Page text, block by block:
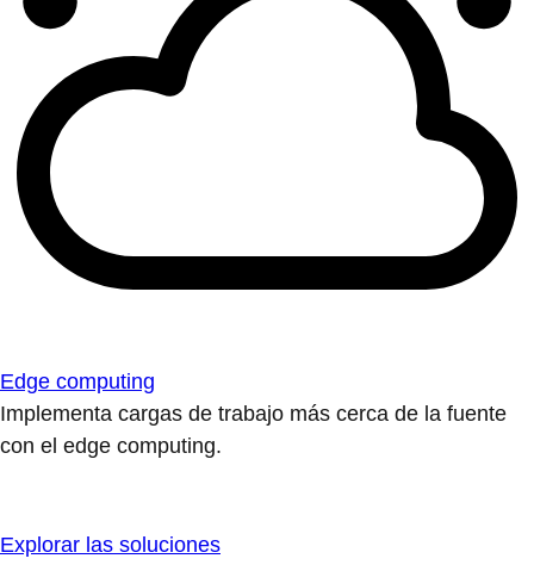
Edge computing
Implementa cargas de trabajo más cerca de la fuente
con el edge computing.
Explorar las soluciones